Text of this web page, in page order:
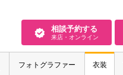
相談予約する
来店・オンライン
フォトグラファー 衣装